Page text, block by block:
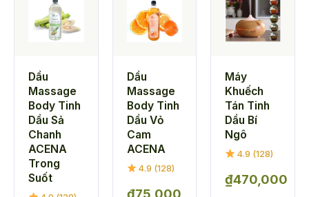
Dầu
Massage
Body Tinh
Dầu Sả
Chanh
ACENA
Trong
Suốt
Dầu
Massage
Body Tinh
Dầu Vỏ
Cam
ACENA
4.9 (128)
₫75,000
Máy
Khuếch
Tán Tinh
Dầu Bí
Ngô
4.9 (128)
₫470,000